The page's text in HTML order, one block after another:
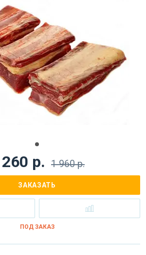
р. 1 960 р.
ЗАКАЗАТЬ
ПОД ЗАКАЗ